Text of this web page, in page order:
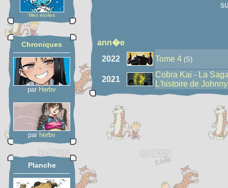
Mes étoiles
Chroniques
par Herbv
par herbv
Planche
ann�e
2022
Tome 4 (S)
2021
Cobra Kai - La
L'histoire de Johnny